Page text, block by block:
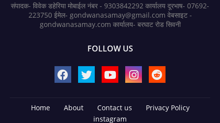
संपादक- विवेक डहेरिया मोबाईल नंबर - 9303842292 कार्यालय दूरभाष- 07692-
223750 ईमेल- gondwanasamay@gmail.com वेबसाइट -
gondwanasamay.com कार्यालय- बरघाट रोड सिवनी
FOLLOW US
Home About Contact us
Privacy Policy
instagram